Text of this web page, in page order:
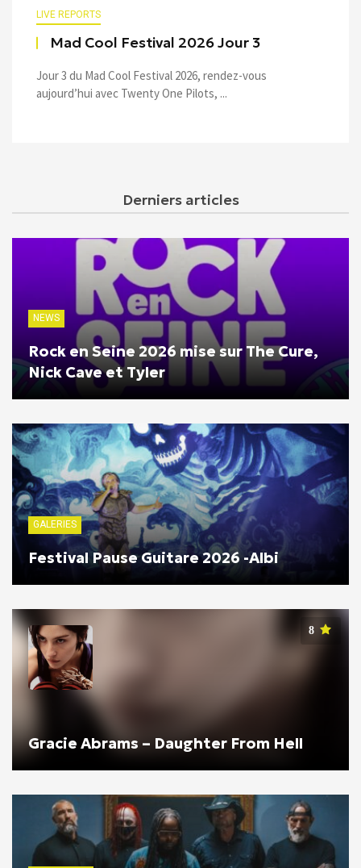
LIVE REPORTS
Mad Cool Festival 2026 Jour 3
Jour 3 du Mad Cool Festival 2026, rendez-vous
aujourd’hui avec Twenty One Pilots, ...
Derniers articles
NEWS
Rock en Seine 2026 mise sur The Cure,
Nick Cave et Tyler
GALERIES
Festival Pause Guitare 2026 -Albi
8
Gracie Abrams – Daughter From Hell